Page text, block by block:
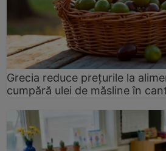
Grecia reduce prețurile la
cumpără ulei de măsline în